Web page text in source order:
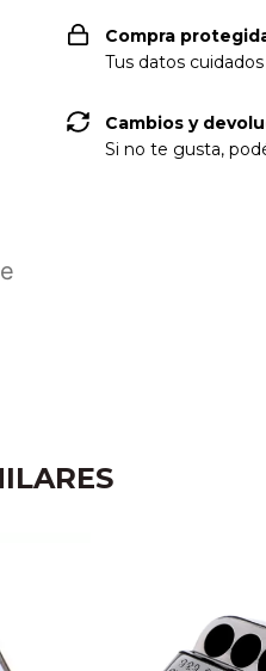
Compra
Tus datos
Cambios y
Si no te gusta,